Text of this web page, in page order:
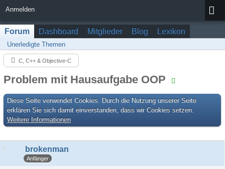
Anmelden
Forum Dashboard Mitglieder Blog Lexikon
Unerledigte Themen
C, C++ & Objective-C
Problem mit Hausaufgabe OOP
Diese Seite verwendet Cookies. Durch die Nutzung unserer Seite
erklären Sie sich damit einverstanden, dass wir Cookies setzen.
Weitere Informationen
brokenman
Anfänger